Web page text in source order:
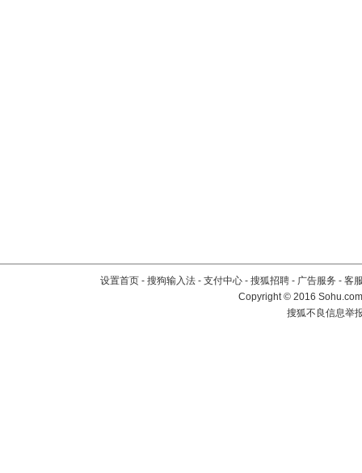
设置首页 - 搜狗输入法 - 支付中心 - 搜狐招聘 - 广告服务 - 客
Copyright©2016
搜狐不良信息举